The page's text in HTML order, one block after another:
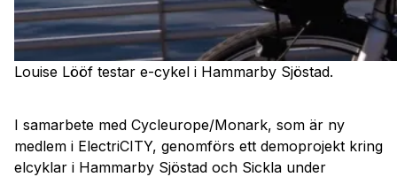
Louise Lööf testar e-cykel i Hammarby Sjöstad.
I samarbete med Cycleurope/Monark, som är ny
medlem i ElectriCITY, genomförs ett demoprojekt kring
elcyklar i Hammarby Sjöstad och Sickla under